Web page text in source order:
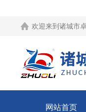
欢迎来到 诸城市
网站首页